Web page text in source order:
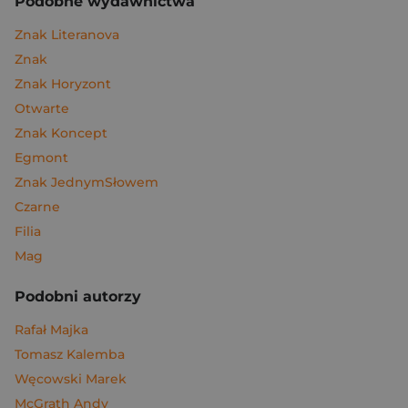
Znak Literanova
Znak
Znak Horyzont
Otwarte
Znak Koncept
Egmont
Znak JednymSłowem
Czarne
Filia
Mag
Podobni autorzy
Rafał Majka
Tomasz Kalemba
Węcowski Marek
McGrath Andy